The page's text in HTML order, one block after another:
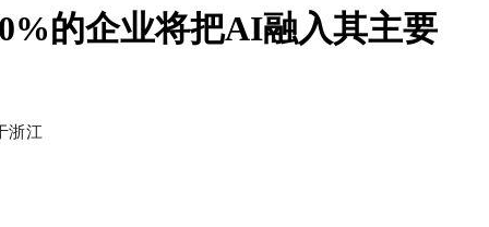
的企业将把AI融入其主要
浙江